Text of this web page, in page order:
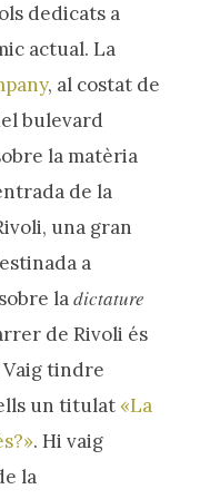
dedicats a
actual. La
, al costat de
bulevard
la matèria
de la
una gran
a
ladictature
de Rivoli és
Vaig tindre
un titulat«La
. Hi vaig
la